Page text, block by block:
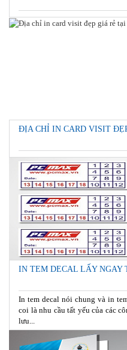
ĐỊA CHỈ IN CARD VISIT
IN TEM DECAL LẤY NGAY
In tem decal nói chung và in
coi là nhu cầu tất yếu của các
lưu...